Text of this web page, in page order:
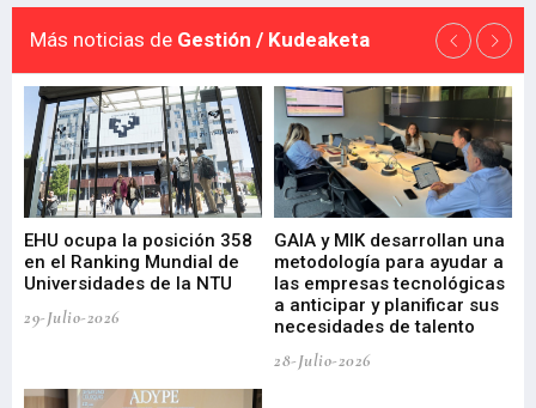
Más noticias de Gestión / Kudeaketa
EHU ocupa la posición 358
en el Ranking Mundial de
Universidades de la NTU
29-Julio-2026
GAIA y MIK desarrollan una
metodología para ayudar a
las empresas tecnológicas
a anticipar y planificar sus
necesidades de talento
28-Julio-2026